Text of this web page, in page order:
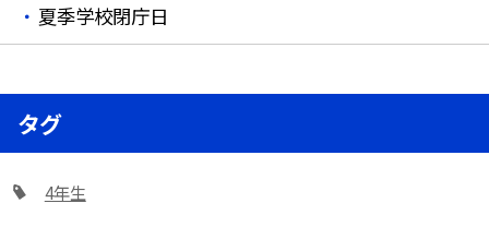
夏季学校閉庁日
タグ
4年生